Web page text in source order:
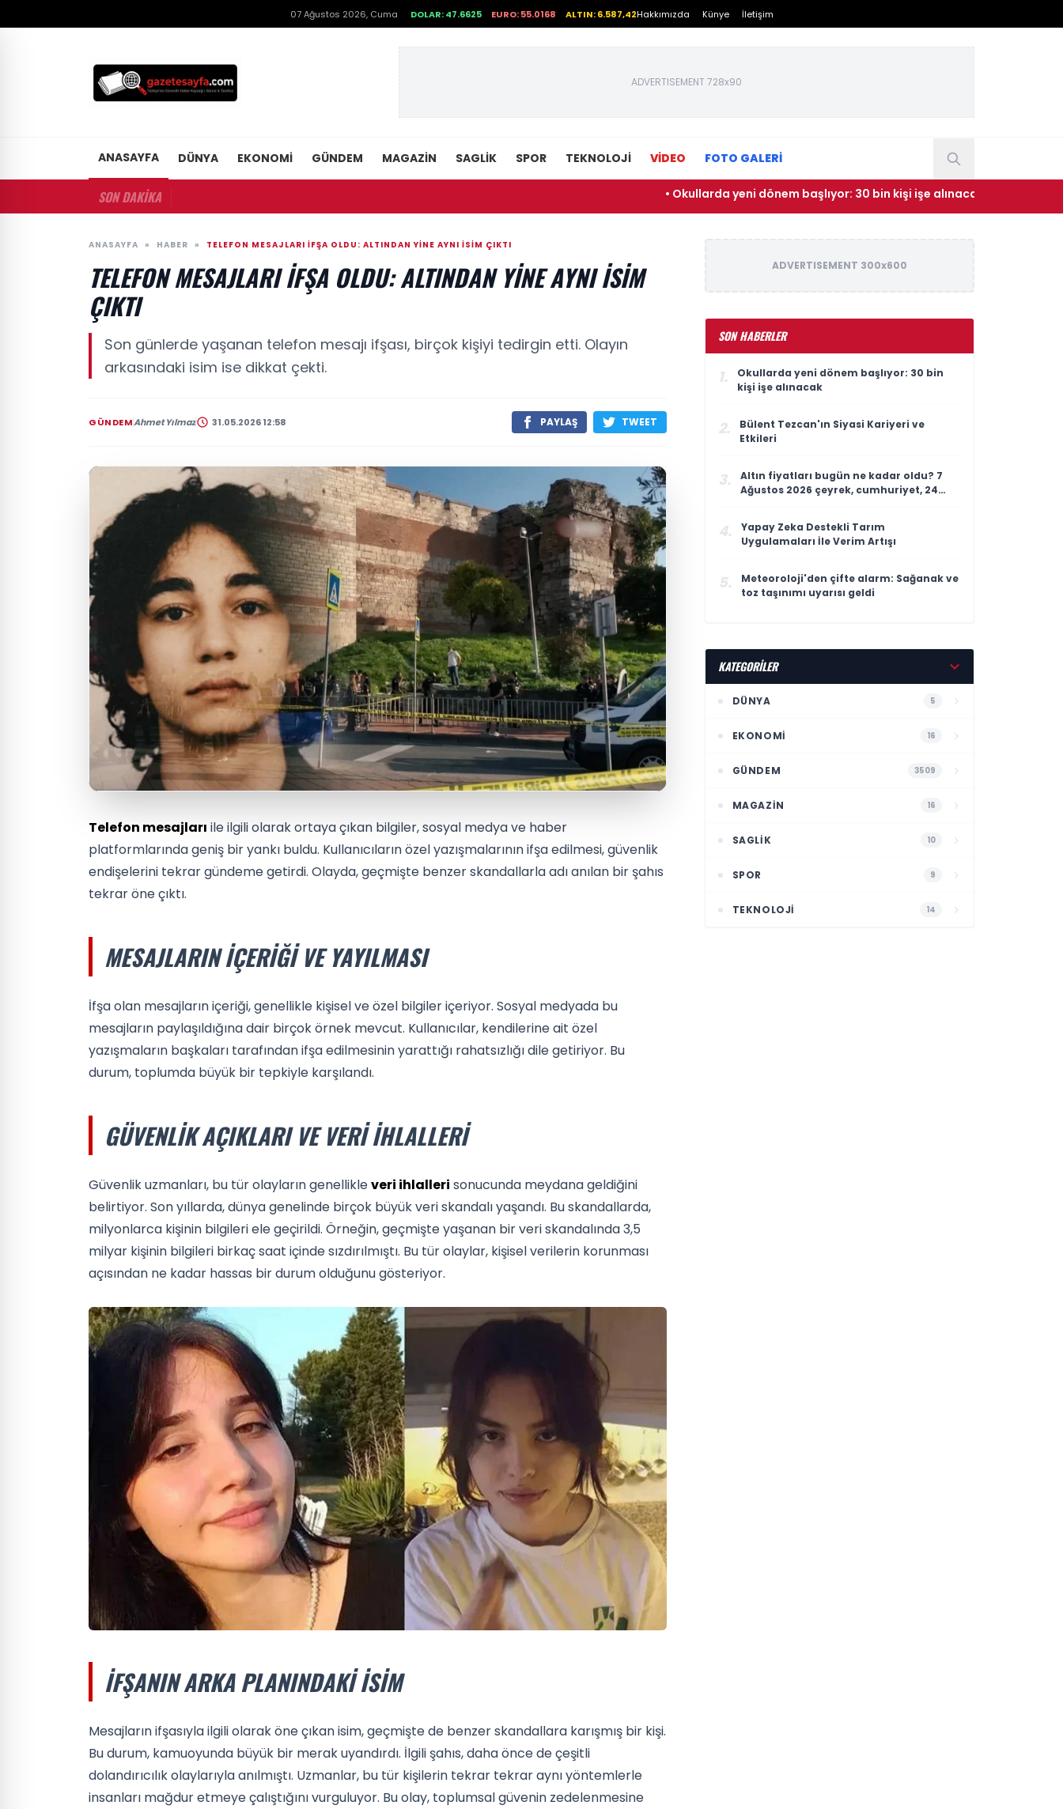
07 Ağustos 2026, Cuma DOLAR: 47.6625 EURO: 55.0168 ALTIN: 6.587,42Hakkımızda Künye İletişim
ADVERTISEMENT 728x90
ANASAYFA DÜNYA EKONOMI GÜNDEM MAGAZIN SAGLIK SPOR TEKNOLOJI VİDEO FOTO GALERİ
SON DAKİKA • Okullarda yeni dönem başlıyor: 30 bin kişi işe alınacak • Bülent
ANASAYFA » HABER » TELEFON MESAJLARI IFŞA OLDU: ALTINDAN YINE AYNI ISIM ÇIKTI
TELEFON MESAJLARI IFŞA OLDU: ALTINDAN YINE AYNI ISIM
ÇIKTI
Son günlerde yaşanan telefon mesajı ifşası, birçok kişiyi tedirgin etti. Olayın
arkasındaki isim ise dikkat çekti.
GÜNDEMAhmet Yılmaz 31.05.2026 12:58 PAYLAŞ TWEET
Telefon mesajları ile ilgili olarak ortaya çıkan bilgiler, sosyal medya ve haber
platformlarında geniş bir yankı buldu. Kullanıcıların özel yazışmalarının ifşa edilmesi, güvenlik
endişelerini tekrar gündeme getirdi. Olayda, geçmişte benzer skandallarla adı anılan bir şahıs
tekrar öne çıktı.
MESAJLARIN İÇERIĞI VE YAYILMASI
İfşa olan mesajların içeriği, genellikle kişisel ve özel bilgiler içeriyor. Sosyal medyada bu
mesajların paylaşıldığına dair birçok örnek mevcut. Kullanıcılar, kendilerine ait özel
yazışmaların başkaları tarafından ifşa edilmesinin yarattığı rahatsızlığı dile getiriyor. Bu
durum, toplumda büyük bir tepkiyle karşılandı.
GÜVENLIK AÇIKLARI VE VERI İHLALLERI
Güvenlik uzmanları, bu tür olayların genellikleveri ihlalleri sonucunda meydana geldiğini
belirtiyor. Son yıllarda, dünya genelinde birçok büyük veri skandalı yaşandı. Bu skandallarda,
milyonlarca kişinin bilgileri ele geçirildi. Örneğin, geçmişte yaşanan bir veri skandalında 3,5
milyar kişinin bilgileri birkaç saat içinde sızdırılmıştı. Bu tür olaylar, kişisel verilerin korunması
açısından ne kadar hassas bir durum olduğunu gösteriyor.
İFŞANIN ARKA PLANINDAKI İSIM
Mesajların ifşasıyla ilgili olarak öne çıkan isim, geçmişte de benzer skandallara karışmış bir kişi.
Bu durum, kamuoyunda büyük bir merak uyandırdı. İlgili şahıs, daha önce de çeşitli
dolandırıcılık olaylarıyla anılmıştı. Uzmanlar, bu tür kişilerin tekrar tekrar aynı yöntemlerle
insanları mağdur etmeye çalıştığını vurguluyor. Bu olay, toplumsal güvenin zedelenmesine
ADVERTISEMENT 300x600
SON HABERLER
1.
Okullarda yeni dönem başlıyor: 30 bin
kişi işe alınacak
2.
Bülent Tezcan'ın Siyasi Kariyeri ve
Etkileri
3.
Altın fiyatları bugün ne kadar oldu? 7
Ağustos 2026 çeyrek, cumhuriyet, 24
4.
Yapay Zeka Destekli Tarım
Uygulamaları İle Verim Artışı
5.
Meteoroloji'den çifte alarm: Sağanak ve
toz taşınımı uyarısı geldi
KATEGORİLER
DÜNYA 5
EKONOMI 16
GÜNDEM 3509
MAGAZIN 16
SAGLIK 10
SPOR 9
TEKNOLOJI 14